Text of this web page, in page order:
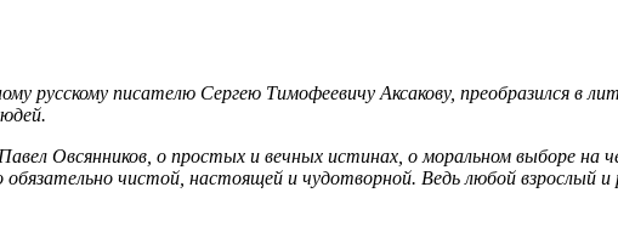
русскому писателю Сергею Тимофеевичу Аксакову, преобразился в
Овсянников, о простых и вечных истинах, о моральном выборе на
обязательно чистой, настоящей и чудотворной. Ведь любой взрослый